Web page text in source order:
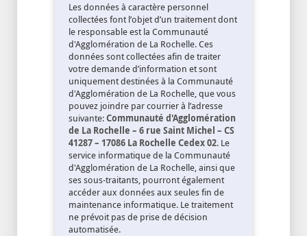
Les données à caractère personnel
collectées font l’objet d’un traitement dont
le responsable est la Communauté
d'Agglomération de La Rochelle. Ces
données sont collectées afin de traiter
votre demande d’information et sont
uniquement destinées à la Communauté
d'Agglomération de La Rochelle, que vous
pouvez joindre par courrier à l’adresse
suivante:Communauté d'Agglomération
de La Rochelle – 6 rue Saint Michel – CS
41287 – 17086 La Rochelle Cedex 02. Le
service informatique de la Communauté
d'Agglomération de La Rochelle, ainsi que
ses sous-traitants, pourront également
accéder aux données aux seules fin de
maintenance informatique. Le traitement
ne prévoit pas de prise de décision
automatisée.